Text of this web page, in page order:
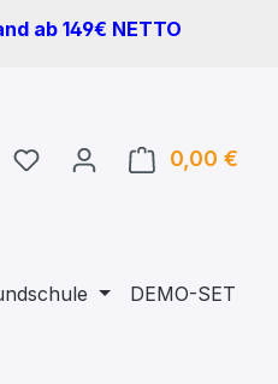
ab 149€ NETTO
Du hast 0 Produkte auf
0,00 €
DEMO-SET